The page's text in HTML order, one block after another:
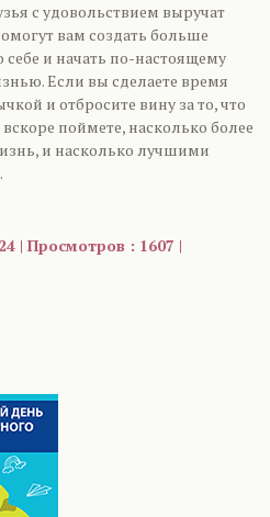
с удовольствием выручат
вам создать больше
и начать по-настоящему
Если вы сделаете время
и отбросите вину за то, что
поймете, насколько более
и насколько лучшими
| Просмотров : 1607 |